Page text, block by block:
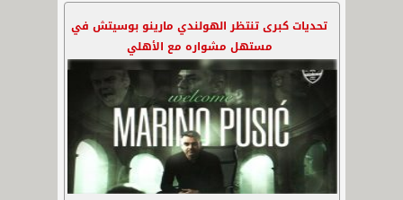
تحديات كبرى تنتظر الهولندي مارينو بوسيتش في
مستهل مشواره مع الأهلي